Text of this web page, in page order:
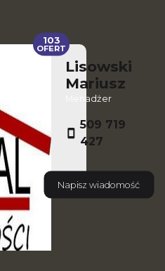
Lisowski
Mariusz
Menadżer
509 719
427
Napisz wiadomość
103
OFERT